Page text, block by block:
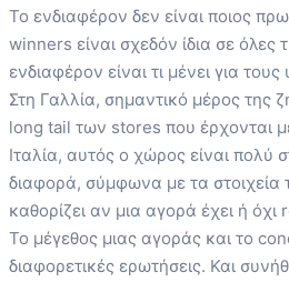
Το ενδιαφέρον δεν είναι ποιος
winners είναι σχεδόν ίδια σε όλες
ενδιαφέρον είναι τι μένει για
Στη Γαλλία, σημαντικό μέρος της
long tail των stores που έρχονται
Ιταλία, αυτός ο χώρος είναι πολύ
διαφορά, σύμφωνα με τα στοιχεία
καθορίζει αν μια αγορά έχει ή
Το μέγεθος μιας αγοράς και το
διαφορετικές ερωτήσεις. Και